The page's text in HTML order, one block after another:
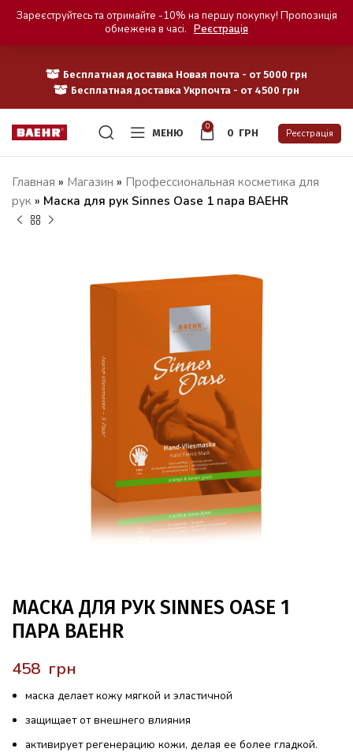
Бесплатная доставка Новая почта - от 5000 грн
Бесплатная доставка Укрпочта - от 4500 грн
МЕНЮ
0
0 ГРН Реєстрація
Главная » Магазин » Профессиональная косметика для
рук » Маска для рук Sinnes Oase 1 пара BAEHR
МАСКА ДЛЯ РУК SINNES OASE 1
ПАРА BAEHR
грн
маска делает кожу мягкой и эластичной
защищает от внешнего влияния
активирует регенерацию кожи, делая ее более гладкой.
Зареєструйтесь та отримайте -10% на першу покупку! Пропозиція
обмежена в часі. Реєстрація